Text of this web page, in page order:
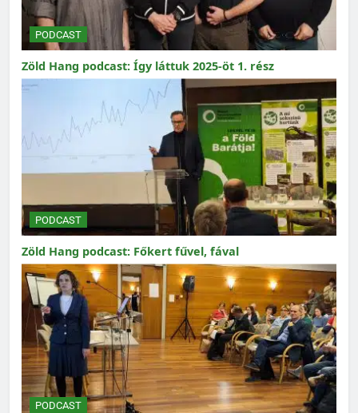
PODCAST
Zöld Hang podcast: Így láttuk 2025-öt 1. rész
PODCAST
Zöld Hang podcast: Főkert fűvel, fával
PODCAST